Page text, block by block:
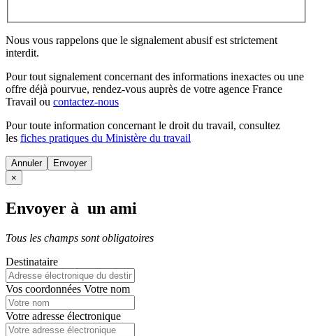
Nous vous rappelons que le signalement abusif est strictement
interdit.
Pour tout signalement concernant des informations inexactes ou une
offre déjà pourvue, rendez-vous auprès de votre agence France
Travail ou contactez-nous
Pour toute information concernant le droit du travail, consultez
les fiches pratiques du Ministère du travail
Annuler
×
Envoyer à un ami
Tous les champs sont obligatoires
Destinataire
Vos coordonnées Votre nom
Votre adresse électronique